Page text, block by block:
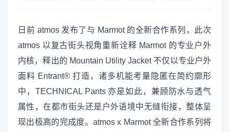
日前 atmos 发布了与 Marmot 的全新合作系列，此次
atmos 以复古街头视角重新诠释 Marmot 的专业户外
内核，释出的 Mountain Utility Jacket 不仅以专业户外
面料 Entrant® 打造，诸多机能考量隐匿在简约廓形
中，TECHNICAL Pants 亦是如此，兼顾防水与透气
属性，在都市街头还是户外语境中无缝衔接，整体呈
现出极高的完成度。atmos x Marmot 全新合作系列将